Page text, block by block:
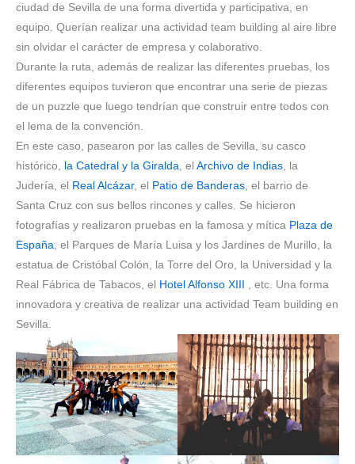
ciudad de Sevilla de una forma divertida y participativa, en
equipo. Querían realizar una actividad team building al aire libre
sin olvidar el carácter de empresa y colaborativo.
Durante la ruta, además de realizar las diferentes pruebas, los
diferentes equipos tuvieron que encontrar una serie de piezas
de un puzzle que luego tendrían que construir entre todos con
el lema de la convención.
En este caso, pasearon por las calles de Sevilla, su casco
histórico,
la Catedral y la Giralda , el Archivo de Indias , la
Judería, el
Real Alcázar, el Patio de Banderas , el barrio de
Santa Cruz con sus bellos rincones y calles. Se hicieron
fotografías y realizaron pruebas en la famosa y mítica Plaza de
España , el Parques de María Luisa y los Jardines de Murillo, la
estatua de Cristóbal Colón, la Torre del Oro, la Universidad y la
Real Fábrica de Tabacos, el
Hotel Alfonso XIII
, etc. Una forma
innovadora y creativa de realizar una actividad Team building en
Sevilla.